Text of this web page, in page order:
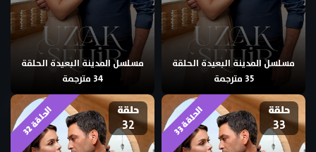
مسلسل المدينة البعيدة الحلقة
35 مترجمة
مسلسل المدينة البعيدة الحلقة
34 مترجمة
حلقة
33 ا
ل
ح
ل
ق
ة
3
3 حلقة
32 ا
ل
ح
ل
ق
ة
3
2